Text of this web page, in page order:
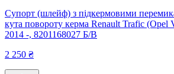
Супорт (шлейф) з підкермовими
кута повороту керма Renault Trafic (Opel
2014 -, 8201168027 Б/В
2 250 ₴